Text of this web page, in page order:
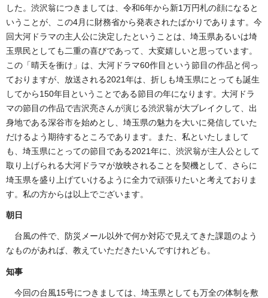
した。渋沢翁につきましては、令和6年から新1万円札の顔になると
いうことが、この4月に財務省から発表されたばかりであります。今
回大河ドラマの主人公に決定したということは、埼玉県あるいは埼
玉県民としても二重の喜びであって、大変嬉しいと思っています。
この「晴天を衝け」は、大河ドラマ60作目という節目の作品と伺っ
ておりますが、放送される2021年は、折しも埼玉県にとっても誕生
してから150年目ということである節目の年になります。大河ドラ
マの節目の作品で吉沢亮さんが演じる渋沢翁が大ブレイクして、出
身地である深谷市を始めとし、埼玉県の魅力を大いに発信していた
だけるよう期待するところであります。また、私といたしまして
も、埼玉県にとっての節目である2021年に、渋沢翁が主人公として
取り上げられる大河ドラマが放映されることを契機として、さらに
埼玉県を盛り上げていけるように全力で頑張りたいと考えておりま
す。私の方からは以上でございます。
朝日
台風の件で、防災メール以外で何か対応で見えてきた課題のよう
なものがあれば、教えていただきたいんですけれども。
知事
今回の台風15号につきましては、埼玉県としても万全の体制を敷